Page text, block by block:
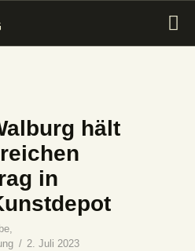
hält
in
,
2. Juli 2023